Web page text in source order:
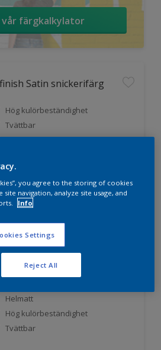
vår färgkalkylator
Satin snickerifärg
Hög kulörbeständighet
Tvättbar
Halvblank
Superfinish Matt
Helmatt
Hög kulörbeständighet
Tvättbar
you agree to the storing of cookies
navigation, analyze site usage, and
Info
Settings
Reject All